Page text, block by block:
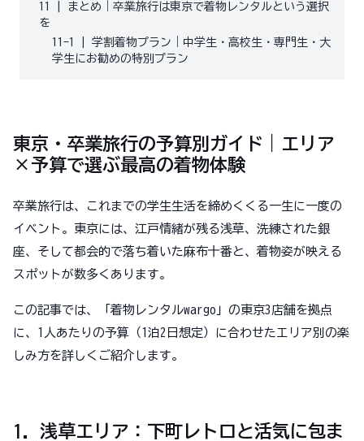
11
まとめ｜卒業旅行は東京で着物レンタルという選択
を
11-1
学割着物プラン｜中学生・高校生・専門生・大
学生にお勧めの特別プラン
東京・卒業旅行の予算別ガイド｜エリア
×予算で選ぶ最高の着物体験
卒業旅行は、これまでの学生生活を締めくくる一生に一度の
イベント。東京には、江戸情緒が残る浅草、洗練された銀
座、そして都会的で落ち着いた麻布十番と、着物姿が映える
スポットが数多くあります。
この記事では、「着物レンタルwargo」の東京3店舗を拠点
に、1人あたりの予算（1泊2日想定）に合わせたエリア別の楽
しみ方を詳しくご紹介します。
1. 浅草エリア：下町レトロと活気に包ま